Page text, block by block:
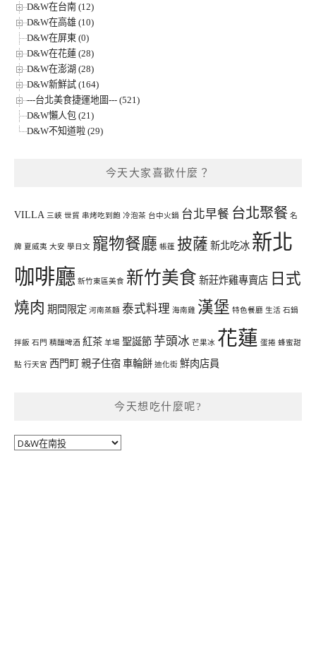
D&W在台南 (12)
D&W在高雄 (10)
D&W在屏東 (0)
D&W在花蓮 (28)
D&W在澎湖 (28)
D&W新鮮試 (164)
---台北美食捷運地圖--- (521)
D&W懶人包 (21)
D&W不知道啦 (29)
今天大家喜歡什麼？
VILLA 三峽 世貿 串烤吃到飽 冷泡茶 台中火鍋 台北早餐 台北聚餐 名
牌 夏威夷 大安 學日文 寵物餐廳 帳篷 披薩 新北吃冰 新北
咖啡廳 新竹東區美食 新竹美食 新莊炸雞專賣店 日式
燒肉 期間限定 河南蒸麵 泰式料理 海南雞 漢堡 特色餐廳 生活 石鍋
拌飯 石門 精釀啤酒 紅茶 羊場 聖誕節 芋頭冰 芒果冰 花蓮 蛋捲 蜂蜜甜
點 行天宮 西門町親子住宿車輪餅 迪化街 鮮肉店員
今天想吃什麼呢?
今